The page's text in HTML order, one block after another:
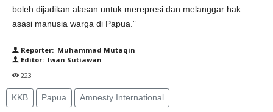
boleh dijadikan alasan untuk merepresi dan melanggar hak
asasi manusia warga di Papua.”
Reporter: Muhammad Mutaqin
Editor: Iwan Sutiawan
223
KKB Papua Amnesty International